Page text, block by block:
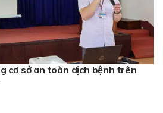
cơ sở an toàn dịch bệnh trên